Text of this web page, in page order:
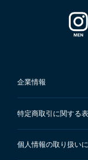
企業情報
特定商取引に関する
個人情報の取り扱い